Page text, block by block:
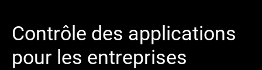
Contrôle des applications
pour les entreprises